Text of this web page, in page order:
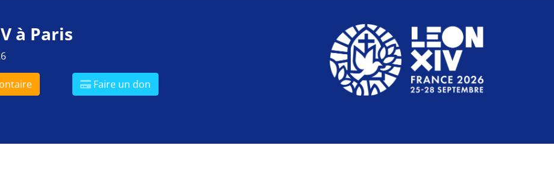
à Paris
Faire un don